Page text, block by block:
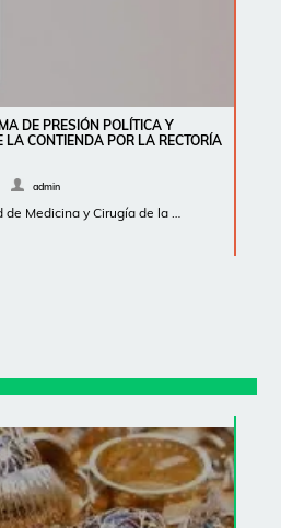
DE PRESIÓN POLÍTICA Y
CONTIENDA POR LA RECTORÍA
admin
de Medicina y Cirugía de la …